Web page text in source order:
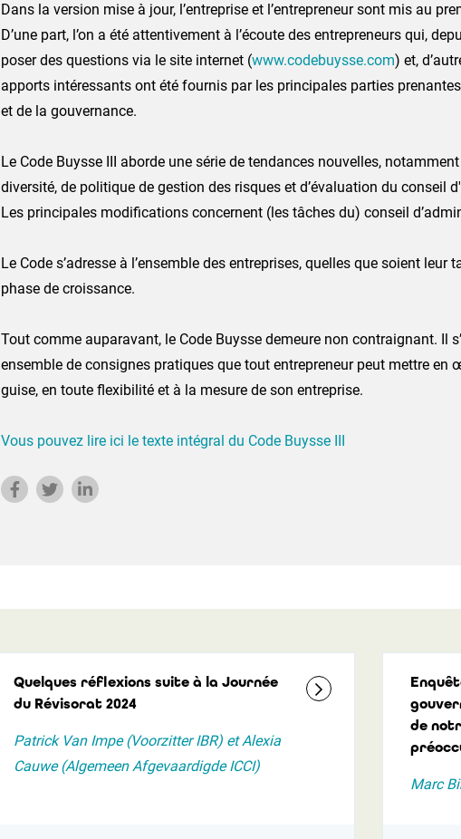
Dans la version mise à jour, l’entreprise et l’entrepreneur sont mis au
D’une part, l’on a été attentivement à l’écoute des entrepreneurs qui,
poser des questions via le site internet (www.codebuysse.com) et,
apports intéressants ont été fournis par les principales parties prenantes
et de la gouvernance.
Le Code Buysse III aborde une série de tendances nouvelles,
diversité, de politique de gestion des risques et d’évaluation du conseil
Les principales modifications concernent (les tâches du) conseil
Le Code s’adresse à l’ensemble des entreprises, quelles que soient leur
phase de croissance.
Tout comme auparavant, le Code Buysse demeure non contraignant. Il
ensemble de consignes pratiques que tout entrepreneur peut mettre en
guise, en toute flexibilité et à la mesure de son entreprise.
Vous pouvez lire ici le texte intégral du Code Buysse III
Quelques réflexions suite à la Journée
du Révisorat 2024
Patrick Van Impe (Voorzitter IBR) et Alexia
Cauwe (Algemeen Afgevaardigde ICCI)
de
Marc